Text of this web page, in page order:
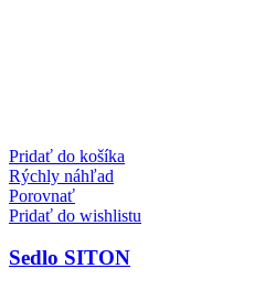
Pridať do košíka
Rýchly náhľad
Porovnať
Pridať do wishlistu
Sedlo SITON